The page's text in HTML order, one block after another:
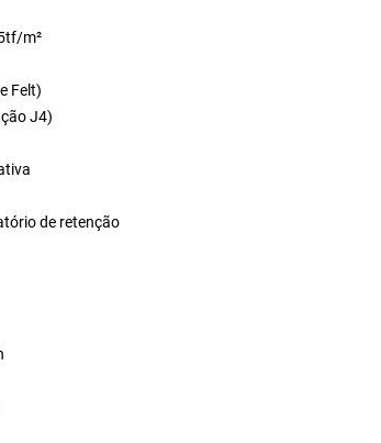
m²
Felt)
J4)
de retenção